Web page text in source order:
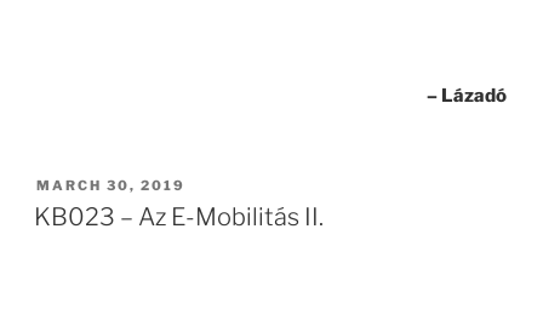
– Lázadó
POSTED
ON
MARCH 30, 2019
KB023 – Az E-Mobilitás II.